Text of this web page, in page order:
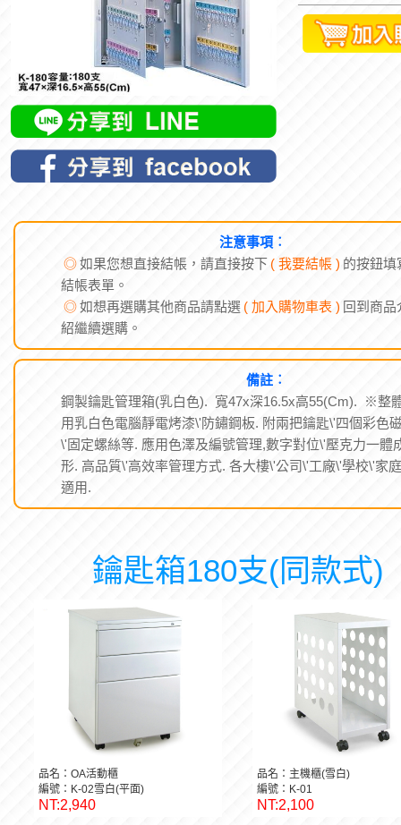
注意事項︰
◎如果您想直接結帳，請直接按下 ( 我要結帳 ) 的按鈕填
結帳表單。
◎如想再選購其他商品請點選 ( 加入購物車表 ) 回到商品
紹繼續選購。
備註︰
鋼製鑰匙管理箱(乳白色). 寬47x深16.5x高55(Cm). ※整
用乳白色電腦靜電烤漆\'防鏽鋼板. 附兩把鑰匙\'四個彩色
\'固定螺絲等. 應用色澤及編號管理,數字對位\'壓克力一體
形. 高品質\'高效率管理方式. 各大樓\'公司\'工廠\'學校\'家
適用.
鑰匙箱180支(同款式)
品名：OA活動櫃
編號：K-02雪白(平面)
NT:2,940
品名：主機櫃(雪白)
編號：K-01
NT:2,100